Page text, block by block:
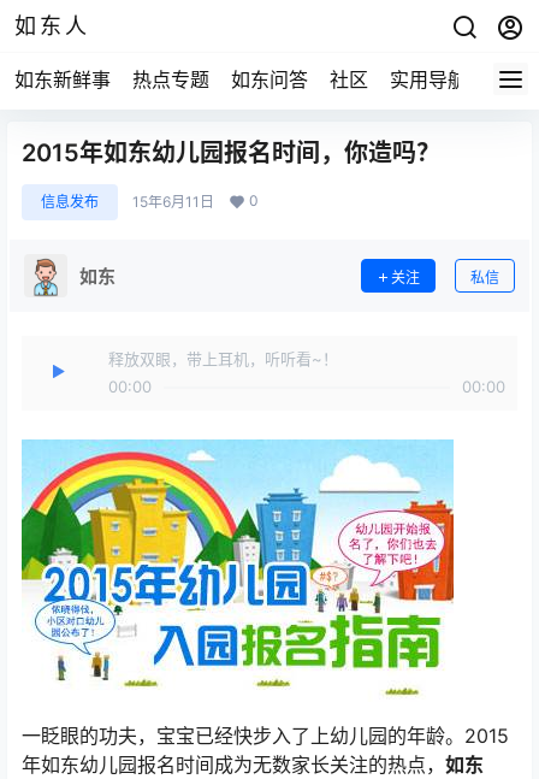
如东人
如东新鲜事 热点专题 如东问答 社区 实用导航 如东
2015年如东幼儿园报名时间，你造吗？
信息发布 15年6月11日 0
如东 关注 私信
释放双眼，带上耳机，听听看~！
00:00
00:00
一眨眼的功夫，宝宝已经快步入了上幼儿园的年龄。2015
年如东幼儿园报名时间成为无数家长关注的热点， 如东